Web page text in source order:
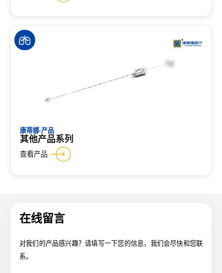
康蒂娜·产品
其他产品系列
查看产品
在线留言
对我们的产品感兴趣？请填写一下您的信息，我们会尽快和您联
系。